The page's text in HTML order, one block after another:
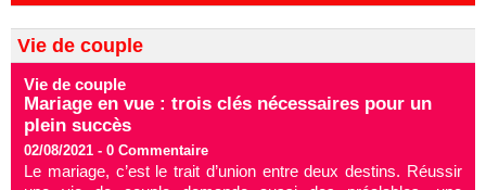
Vie de couple
Vie de couple
Mariage en vue : trois clés nécessaires pour un
plein succès
02/08/2021 - 0 Commentaire
Le mariage, c’est le trait d’union entre deux destins. Réussir